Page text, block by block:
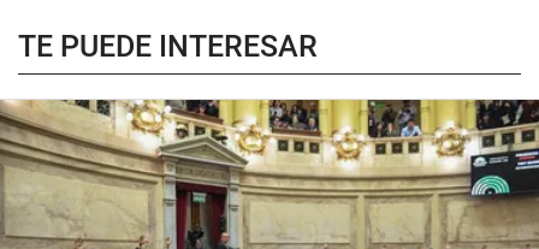
TE PUEDE INTERESAR